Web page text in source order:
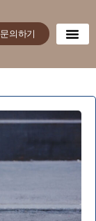
문의하기